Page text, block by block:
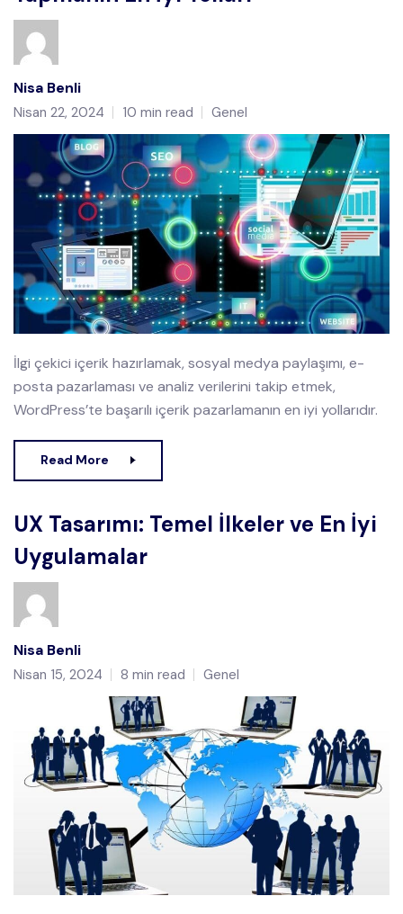
Nisa Benli
Nisan 22, 2024 10 min read Genel
İlgi çekici içerik hazırlamak, sosyal medya paylaşımı, e-
posta pazarlaması ve analiz verilerini takip etmek,
WordPress’te başarılı içerik pazarlamanın en iyi yollarıdır.
Read More
UX Tasarımı: Temel İlkeler ve En İyi
Uygulamalar
Nisa Benli
Nisan 15, 2024 8 min read Genel